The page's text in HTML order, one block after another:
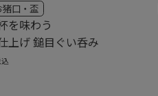
上げ 鎚目ぐい呑み
口・盃
を味わう